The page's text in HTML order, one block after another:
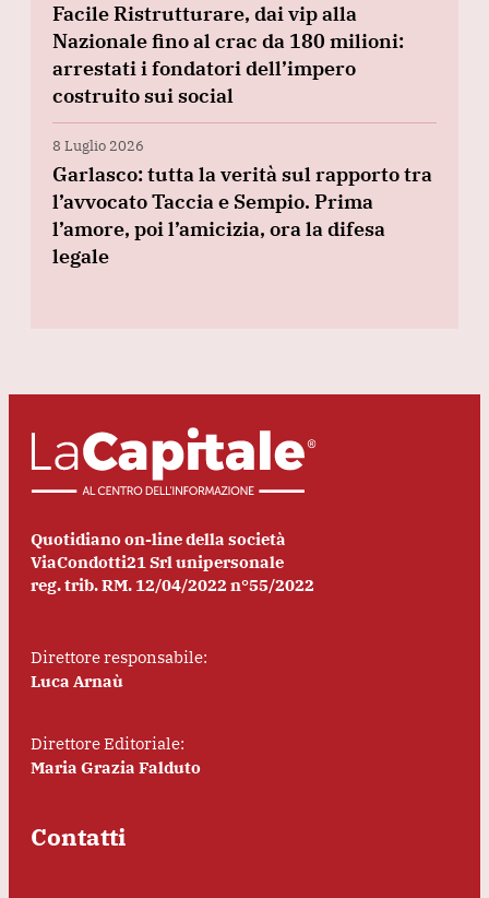
Facile Ristrutturare, dai vip alla
Nazionale fino al crac da 180 milioni:
arrestati i fondatori dell’impero
costruito sui social
8 Luglio 2026
Garlasco: tutta la verità sul rapporto tra
l’avvocato Taccia e Sempio. Prima
l’amore, poi l’amicizia, ora la difesa
legale
Quotidiano on-line della società
ViaCondotti21 Srl unipersonale
reg. trib. RM. 12/04/2022 n°55/2022
Direttore responsabile:
Luca Arnaù
Direttore Editoriale:
Maria Grazia Falduto
Contatti